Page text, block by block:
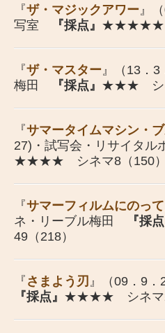
『ザ・マジックアワー 』
写室
『採点』 ★★★★★
『ザ・マスター 』（13．
梅田
『採点』 ★★★ シネ
『サマータイムマシン・
27)・試写会・リサイタル
★★★★ シネマ8（150）
『サマーフィルムにのって
ネ・リーブル梅田
『採点
49（218）
『 さまよう刃 』（09．9
『採点』 ★★★★ シネマ